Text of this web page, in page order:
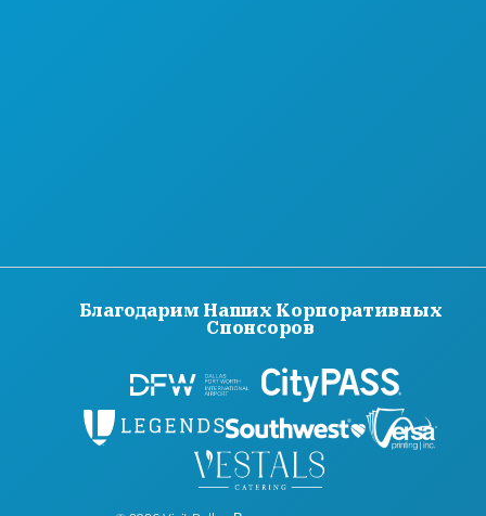
Благодарим Наших Корпоративных
Спонсоров